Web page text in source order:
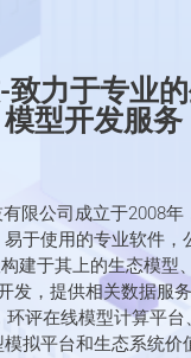
致力于专业
模型开发服务
限公司成立于2008年
于使用的专业软件，
建于其上的生态模型
发，提供相关数据服
环评在线模型计算平
拟平台和生态系统价